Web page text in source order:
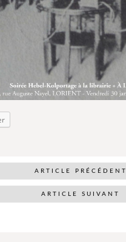
ARTICLE PRÉCÉDENT
ARTICLE SUIVANT